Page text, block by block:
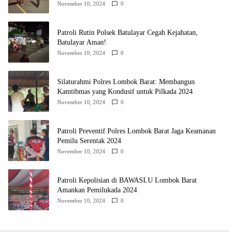
November 10, 2024 0
Patroli Rutin Polsek Batulayar Cegah Kejahatan,
Batulayar Aman!
November 10, 2024 0
Silaturahmi Polres Lombok Barat: Membangun
Kamtibmas yang Kondusif untuk Pilkada 2024
November 10, 2024 0
Patroli Preventif Polres Lombok Barat Jaga Keamanan
Pemilu Serentak 2024
November 10, 2024 0
Patroli Kepolisian di BAWASLU Lombok Barat
Amankan Pemilukada 2024
November 10, 2024 0